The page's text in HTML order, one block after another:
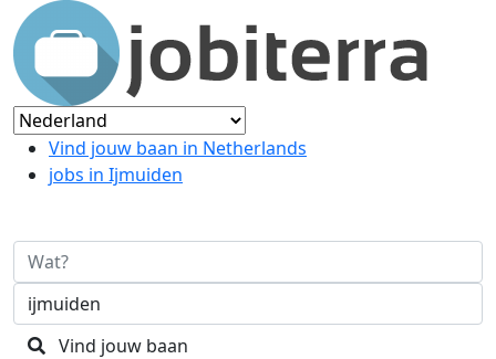
Vind jouw baan in Netherlands
jobs in Ijmuiden
Vind jouw baan